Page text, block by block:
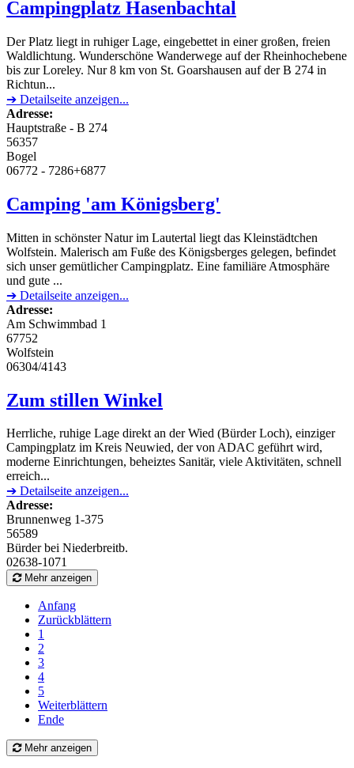
Campingplatz Hasenbachtal
Der Platz liegt in ruhiger Lage, eingebettet in einer großen, freien
Waldlichtung. Wunderschöne Wanderwege auf der Rheinhochebene
bis zur Loreley. Nur 8 km von St. Goarshausen auf der B 274 in
Richtun...
➔ Detailseite anzeigen...
Adresse:
Hauptstraße - B 274
56357
Bogel
06772 - 7286+6877
Camping 'am Königsberg'
Mitten in schönster Natur im Lautertal liegt das Kleinstädtchen
Wolfstein. Malerisch am Fuße des Königsberges gelegen, befindet
sich unser gemütlicher Campingplatz. Eine familiäre Atmosphäre
und gute ...
➔ Detailseite anzeigen...
Adresse:
Am Schwimmbad 1
67752
Wolfstein
06304/4143
Zum stillen Winkel
Herrliche, ruhige Lage direkt an der Wied (Bürder Loch), einziger
Campingplatz im Kreis Neuwied, der von ADAC geführt wird,
moderne Einrichtungen, beheiztes Sanitär, viele Aktivitäten, schnell
erreich...
➔ Detailseite anzeigen...
Adresse:
Brunnenweg 1-375
56589
Bürder bei Niederbreitb.
02638-1071
Mehr anzeigen
Anfang
Zurückblättern
1
2
3
4
5
Weiterblättern
Ende
Mehr anzeigen